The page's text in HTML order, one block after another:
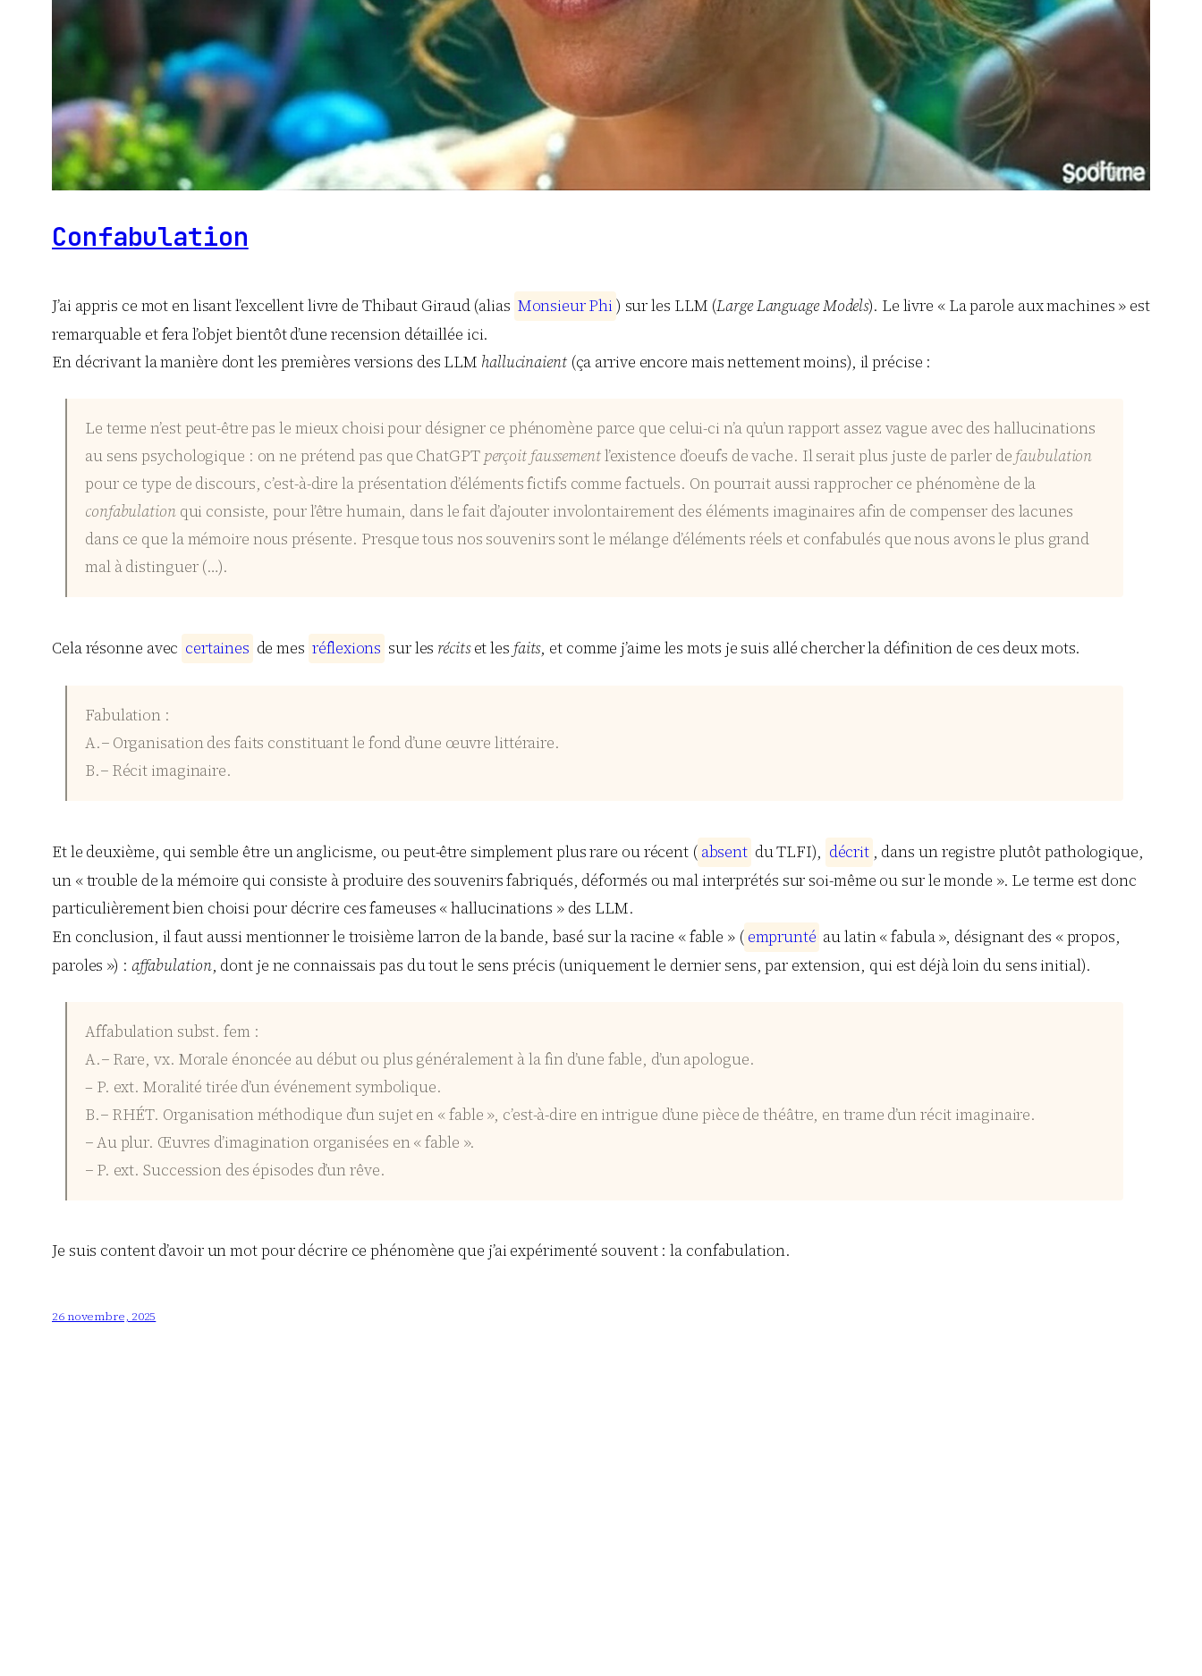
Confabulation
J’ai appris ce mot en lisant l’excellent livre de Thibaut Giraud (alias MonsieurPhi) sur les LLM (Large Language Models). Le livre « La parole aux machines » est
remarquable et fera l’objet bientôt d’une recension détaillée ici.
En décrivant la manière dont les premières versions des LLM hallucinaient(ça arrive encore mais nettement moins), il précise :
Le terme n’est peut-être pas le mieux choisi pour désigner ce phénomène parce que celui-ci n’a qu’un rapport assez vague avec des hallucinations
au sens psychologique : on ne prétend pas que ChatGPT perçoit faussementl’existence d’oeufs de vache. Il serait plus juste de parler de faubulation
pour ce type de discours, c’est-à-dire la présentation d’éléments fictifs comme factuels. On pourrait aussi rapprocher ce phénomène de la
confabulationqui consiste, pour l’être humain, dans le fait d’ajouter involontairement des éléments imaginaires afin de compenser des lacunes
dans ce que la mémoire nous présente. Presque tous nos souvenirs sont le mélange d’éléments réels et confabulés que nous avons le plus grand
mal à distinguer (…).
Cela résonne avec certaines de mes réflexions sur les récitset les faits, et comme j’aime les mots je suis allé chercher la définition de ces deux mots.
Fabulation :
A.− Organisation des faits constituant le fond d’une œuvre littéraire.
B.− Récit imaginaire.
Et le deuxième, qui semble être un anglicisme, ou peut-être simplement plus rare ou récent ( absent du TLFI), décrit , dans un registre plutôt pathologique,
un « trouble de la mémoire qui consiste à produire des souvenirs fabriqués, déformés ou mal interprétés sur soi-même ou sur le monde ». Le terme est donc
particulièrement bien choisi pour décrire ces fameuses « hallucinations » des LLM.
En conclusion, il faut aussi mentionner le troisième larron de la bande, basé sur la racine « fable » ( emprunté au latin « fabula », désignant des « propos,
paroles ») : affabulation, dont je ne connaissais pas du tout le sens précis (uniquement le dernier sens, par extension, qui est déjà loin du sens initial).
Affabulation subst. fem :
A.− Rare, vx. Morale énoncée au début ou plus généralement à la fin d’une fable, d’un apologue.
– P. ext. Moralité tirée d’un événement symbolique.
B.− RHÉT. Organisation méthodique d’un sujet en « fable », c’est-à-dire en intrigue d’une pièce de théâtre, en trame d’un récit imaginaire.
− Au plur. Œuvres d’imagination organisées en « fable ».
− P. ext. Succession des épisodes d’un rêve.
Je suis content d’avoir un mot pour décrire ce phénomène que j’ai expérimenté souvent : la confabulation.
26 novembre, 2025